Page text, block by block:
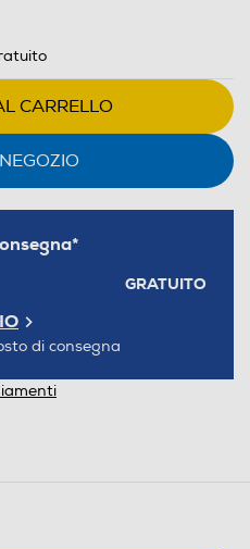
CARRELLO
GRATUITO
di consegna